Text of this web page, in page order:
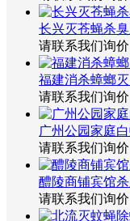
长兴灭苍蝇杀
请联系我们询价
福建消杀蟑螂
请联系我们询价
广州公园家庭
请联系我们询价
醴陵商铺宾馆
请联系我们询价